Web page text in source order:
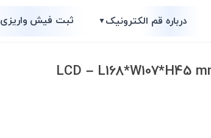
درباره قم الکترونیک▼ ثبت فیش واریزی